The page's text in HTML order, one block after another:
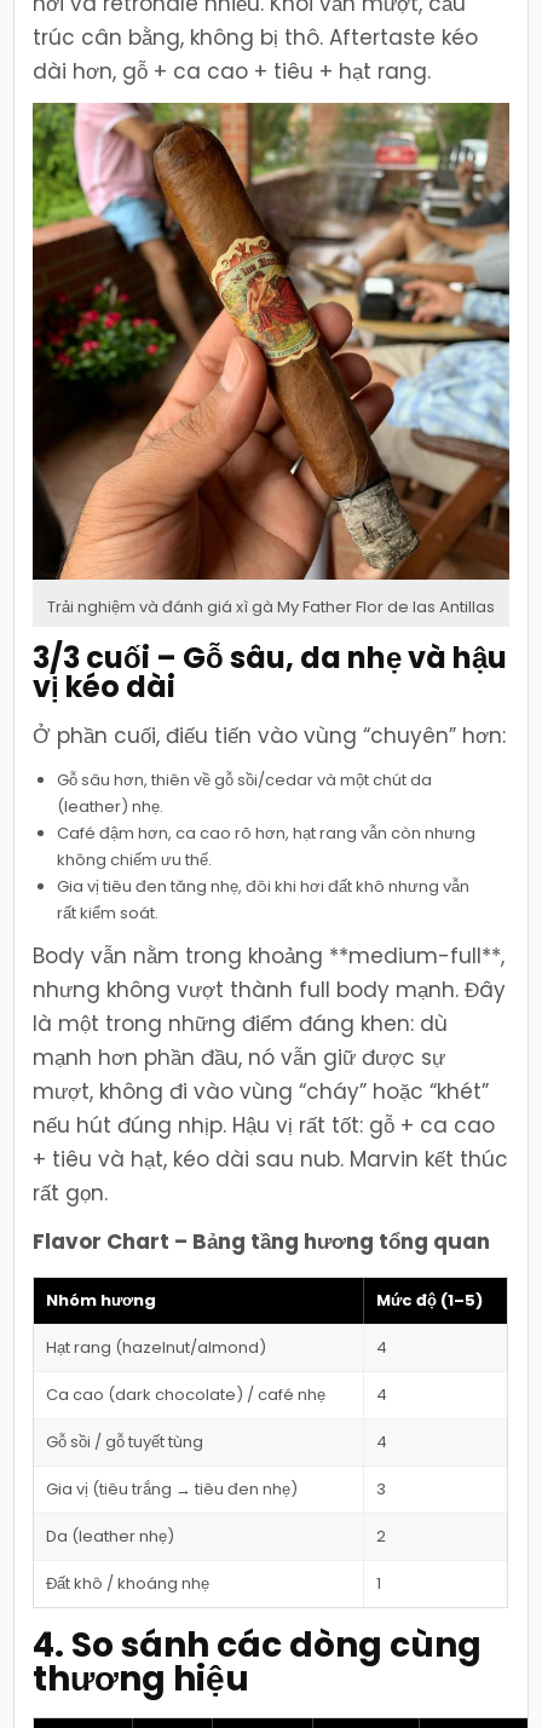
trúc cân bằng, không bị thô. Aftertaste kéo
dài hơn, gỗ + ca cao + tiêu + hạt rang.
Trải nghiệm và đánh giá xì gà My Father Flor de las Antillas
3/3 cuối – Gỗ sâu, da nhẹ và hậu
vị kéo dài
Ở phần cuối, điếu tiến vào vùng “chuyên” hơn:
Gỗ sâu hơn, thiên về gỗ sồi/cedar và một chút da
(leather) nhẹ.
Café đậm hơn, ca cao rõ hơn, hạt rang vẫn còn nhưng
không chiếm ưu thế.
Gia vị tiêu đen tăng nhẹ, đôi khi hơi đất khô nhưng vẫn
rất kiểm soát.
Body vẫn nằm trong khoảng **medium-full**,
nhưng không vượt thành full body mạnh. Đây
là một trong những điểm đáng khen: dù
mạnh hơn phần đầu, nó vẫn giữ được sự
mượt, không đi vào vùng “cháy” hoặc “khét”
nếu hút đúng nhịp. Hậu vị rất tốt: gỗ + ca cao
+ tiêu và hạt, kéo dài sau nub. Marvin kết thúc
rất gọn.
Flavor Chart – Bảng tầng hương tổng quan
Nhóm hương Mức độ (1–5)
Hạt rang (hazelnut/almond) 4
Ca cao (dark chocolate) / café nhẹ 4
Gỗ sồi / gỗ tuyết tùng 4
Gia vị (tiêu trắng → tiêu đen nhẹ) 3
Da (leather nhẹ) 2
Đất khô / khoáng nhẹ 1
4. So sánh các dòng cùng
thương hiệu